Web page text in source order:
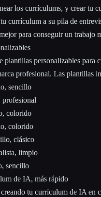
los currículums, y crear tu
currículum a su pila de
para conseguir un trabajo
plantillas personalizables para
profesional. Las plantillas
sencillo
profesional
colorido
colorido
clásico
limpio
sencillo
de IA, más rápido
tu currículum de IA en